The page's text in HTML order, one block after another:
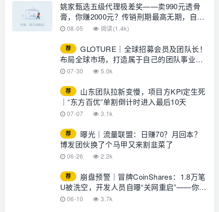
姚家甄选五级代理极差奖——卖990元透骨
膏，你赚2000元？传销刑期最高无期，自己
算08-05 阅读(1.4k)
荐
GLOTURE｜全球招募会员及团队长！
布局全球市场，打造属于自己的团队事业，
想增加收入？想打造团队？加入
07-30 5.0k
荐
山东团队拉新变慢，项目方KPI定生死
｜“东方百优”单割倒计时进入最后10天
07-07 3.1k
荐
曝光｜流量联盟：日赚70？月回本？
博发团伙换了个马甲又来割韭菜了
06-26 2.2k
荐
崩盘预警｜冒牌CoinShares：1.8万笔
U被洗空，开发人员自曝“关网重启”——你的
钱早已不在账上
06-10 3.7k